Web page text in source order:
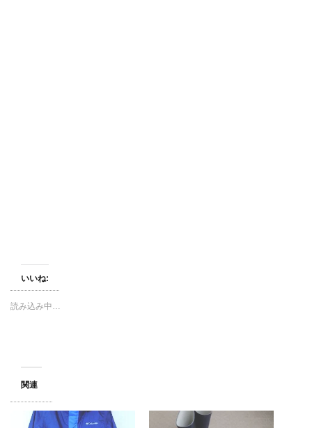
いいね:
読み込み中…
関連